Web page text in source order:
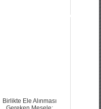
Birlikte Ele Alınması